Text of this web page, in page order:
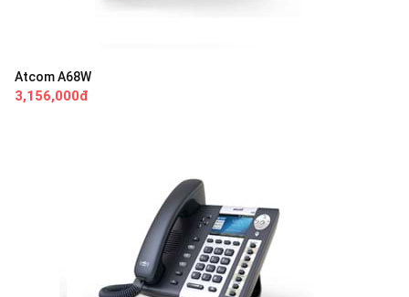
Atcom A68W
3,156,000đ